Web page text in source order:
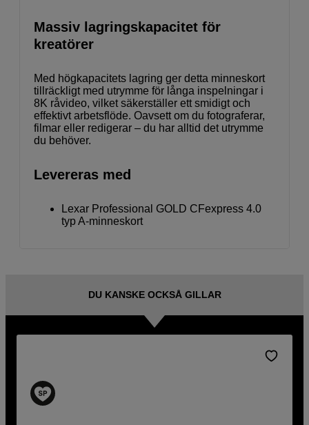
Massiv lagringskapacitet för
kreatörer
Med högkapacitets lagring ger detta minneskort
tillräckligt med utrymme för långa inspelningar i
8K råvideo, vilket säkerställer ett smidigt och
effektivt arbetsflöde. Oavsett om du fotograferar,
filmar eller redigerar – du har alltid det utrymme
du behöver.
Levereras med
Lexar Professional GOLD CFexpress 4.0
typ A-minneskort
DU KANSKE OCKSÅ GILLAR